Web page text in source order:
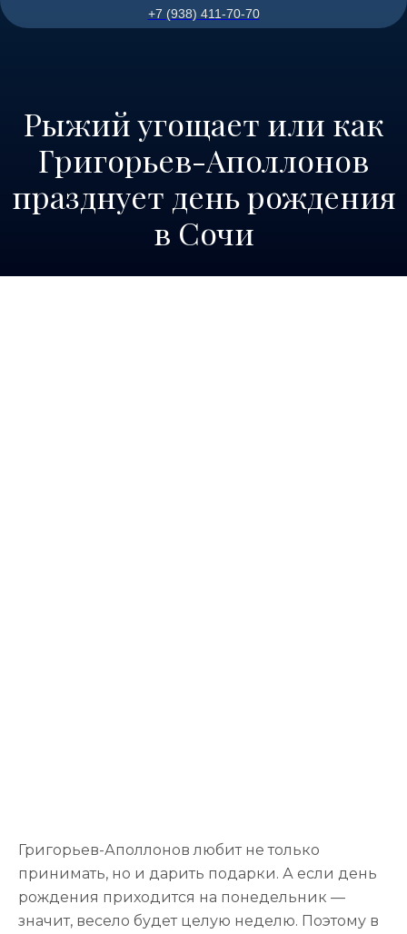
+7 (938) 411-70-70
Рыжий угощает или как
Григорьев-Аполлонов
празднует день рождения
в Сочи
Григорьев-Аполлонов любит не только
принимать, но и дарить подарки. А если день
рождения приходится на понедельник —
значит, весело будет целую неделю. Поэтому в